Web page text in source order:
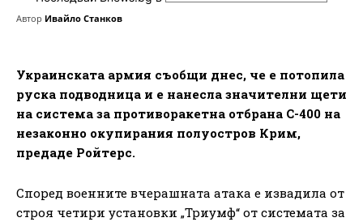
Автор Ивайло Станков
Украинската армия съобщи днес, че е потопила
руска подводница и е нанесла значителни щети
на система за противоракетна отбрана С-400 на
незаконно окупирания полуостров Крим,
предаде Ройтерс.
Според военните вчерашната атака е извадила от
строя четири установки „Триумф“ от системата за